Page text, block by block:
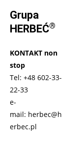
Grupa
HERBEĆ®
KONTAKT non
stop
Tel: +48 602-33-
22-33
e-
mail: herbec@h
erbec.pl